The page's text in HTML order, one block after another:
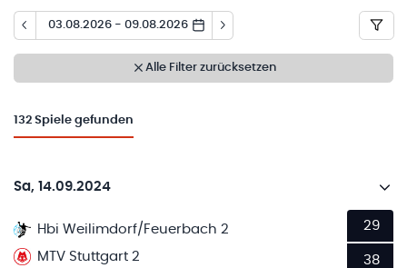
03.08.2026 - 09.08.2026
Alle Filter zurücksetzen
132 Spiele gefunden
Sa, 14.09.2024
Hbi Weilimdorf/Feuerbach 2
MTV Stuttgart 2
29
38